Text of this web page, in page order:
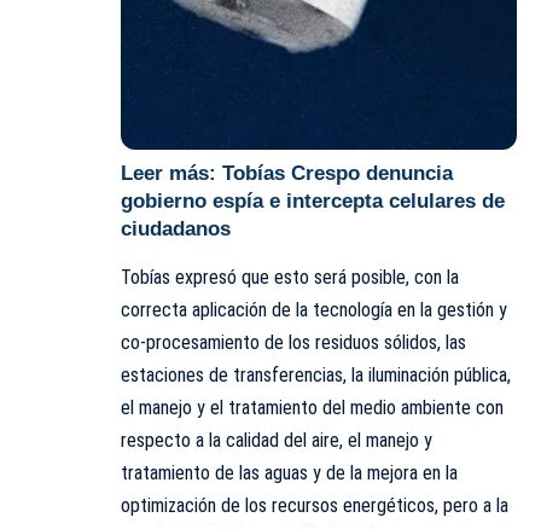
Leer más: Tobías Crespo denuncia
gobierno espía e intercepta celulares de
ciudadanos
Tobías expresó que esto será posible, con la
correcta aplicación de la tecnología en la gestión y
co-procesamiento de los residuos sólidos, las
estaciones de transferencias, la iluminación pública,
el manejo y el tratamiento del medio ambiente con
respecto a la calidad del aire, el manejo y
tratamiento de las aguas y de la mejora en la
optimización de los recursos energéticos, pero a la